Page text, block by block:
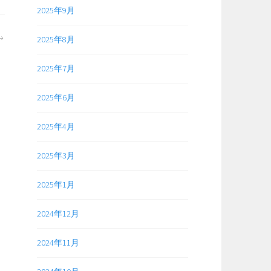
2025年9月
2025年8月
2025年7月
2025年6月
2025年4月
2025年3月
2025年1月
2024年12月
2024年11月